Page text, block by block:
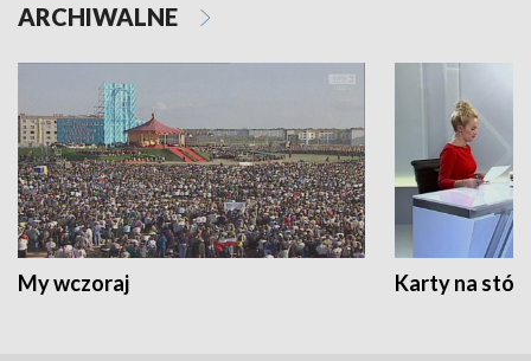
ARCHIWALNE
My wczoraj Karty na